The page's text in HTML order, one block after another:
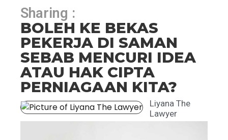
Sharing :
BOLEH KE BEKAS
PEKERJA DI SAMAN
SEBAB MENCURI IDEA
ATAU HAK CIPTA
PERNIAGAAN KITA?
Liyana The
Lawyer